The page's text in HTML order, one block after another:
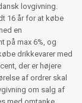
lovgivning.
16 år for at købe
en
på max 6%, og
drikkevarer med
der er højere
af ordrer skal
om salg af